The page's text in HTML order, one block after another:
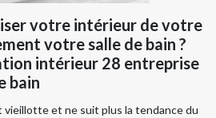
votre intérieur de votre
votre salle de bain ?
intérieur 28 entreprise
bain
vieillotte et ne suit plus la tendance du